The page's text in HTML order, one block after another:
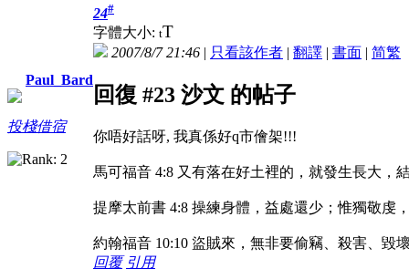
Paul_Bard
投棧借宿
24#
字體大小: tT
2007/8/7 21:46 | 只看該作者 | 翻譯 | 書面 | 简繁
回復 #23 沙文 的帖子
你唔好話呀, 我真係好q市儈架!!!
馬可福音 4:8 又有落在好土裡的，就發生長大，
提摩太前書 4:8 操練身體，益處還少；惟獨敬虔
約翰福音 10:10 盜賊來，無非要偷竊、殺害、毀
回覆 引用